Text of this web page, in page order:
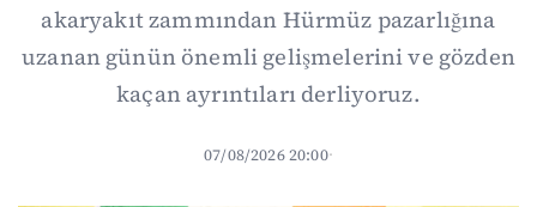
akaryakıt zammından Hürmüz pazarlığına
uzanan günün önemli gelişmelerini ve gözden
kaçan ayrıntıları derliyoruz.
07/08/2026 20:00·